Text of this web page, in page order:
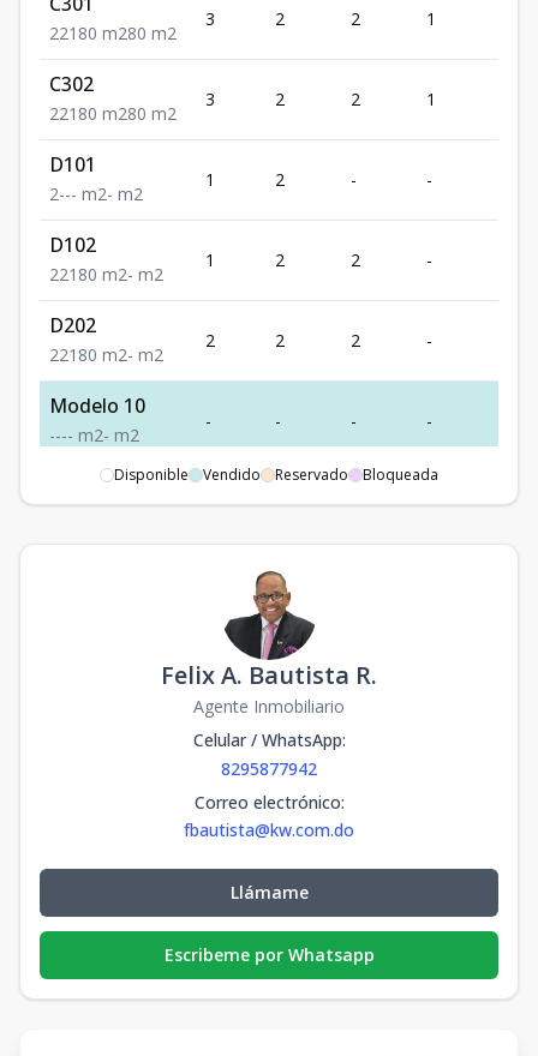
221 80 m280 m2
3 2 2 1
C302
221 80 m280 m2
3 2 2 1
D101
2--- m2- m2
1 2 - -
D102
221 80 m2- m2
1 2 2 -
D202
221 80 m2- m2
2 2 2 -
Modelo 10
---- m2- m2
- - - -
Disponible Vendido Reservado Bloqueada
Felix A. Bautista R.
Agente Inmobiliario
Celular / WhatsApp:
8295877942
Correo electrónico:
fbautista@kw.com.do
Llámame
Escribeme por Whatsapp